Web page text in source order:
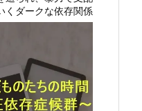
くダークな依存関係